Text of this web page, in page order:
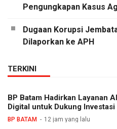
Pengungkapan Kasus
Dugaan Korupsi
Dilaporkan ke APH
TERKINI
BP Batam Hadirkan Layanan
Digital untuk Dukung Investasi
BP BATAM 12 jam yang lalu